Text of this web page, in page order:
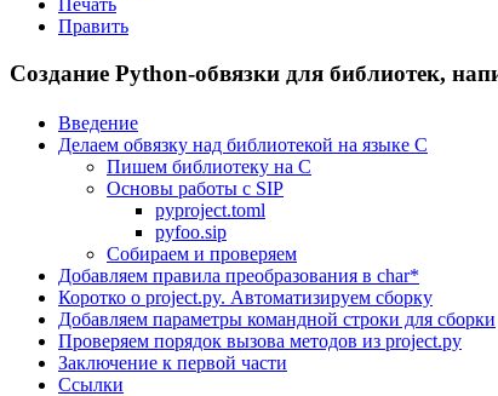
Править
Создание Python-обвязки для библиотек,
Введение
Делаем обвязку над библиотекой на языке C
Пишем библиотеку на C
Основы работы с SIP
pyproject.toml
pyfoo.sip
Собираем и проверяем
Добавляем правила преобразования в char*
Коротко о project.py. Автоматизируем сборку
Добавляем параметры командной строки для сборки
Проверяем порядок вызова методов из project.py
Заключение к первой части
Ссылки